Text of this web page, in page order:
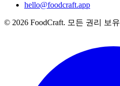
hello@foodcraft.app
© 2026 FoodCraft. 모든 권리 보유